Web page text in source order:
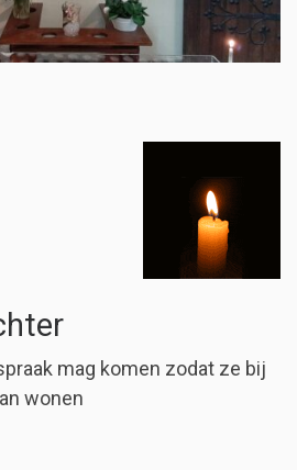
mag komen zodat ze bij
wonen